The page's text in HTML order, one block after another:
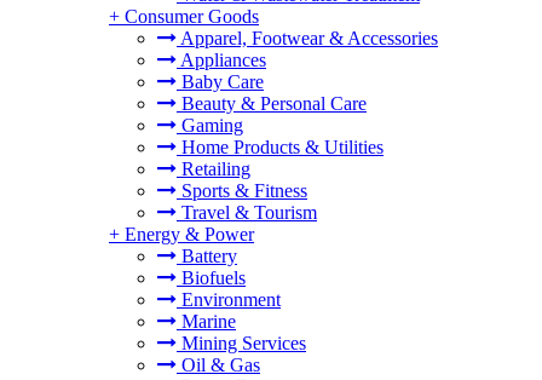
+ Consumer Goods
Apparel, Footwear & Accessories
Appliances
Baby Care
Beauty & Personal Care
Gaming
Home Products & Utilities
Retailing
Sports & Fitness
Travel & Tourism
+ Energy & Power
Battery
Biofuels
Environment
Marine
Mining Services
Oil & Gas